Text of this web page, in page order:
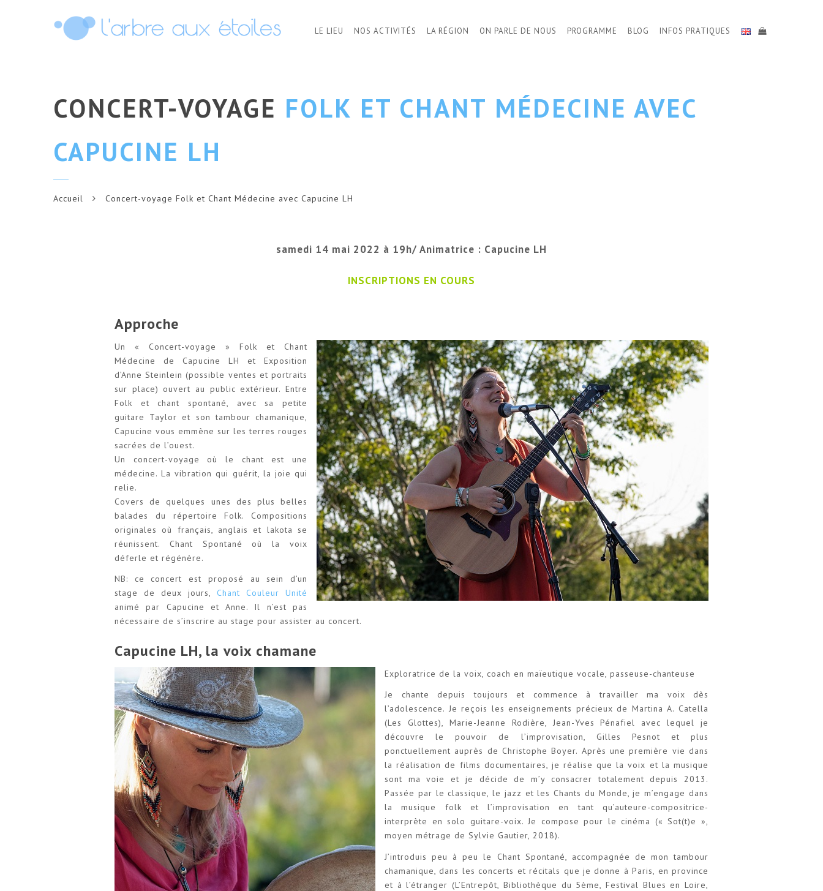
LE LIEU NOS ACTIVITÉS LA RÉGION ON PARLE DE NOUS PROGRAMME BLOG INFOS PRATIQUES
CONCERT-VOYAGE FOLK ET CHANT MÉDECINE AVEC
CAPUCINE LH
Accueil Concert-voyage Folk et Chant Médecine avec Capucine LH
samedi 14 mai 2022 à 19h/ Animatrice : Capucine LH
INSCRIPTIONS EN COURS
Approche
Un « Concert-voyage » Folk et Chant
Médecine de Capucine LH et Exposition
d’Anne Steinlein (possible ventes et portraits
sur place) ouvert au public extérieur. Entre
Folk et chant spontané, avec sa petite
guitare Taylor et son tambour chamanique,
Capucine vous emmène sur les terres rouges
sacrées de l’ouest.
Un concert-voyage où le chant est une
médecine. La vibration qui guérit, la joie qui
relie.
Covers de quelques unes des plus belles
balades du répertoire Folk. Compositions
originales où français, anglais et lakota se
réunissent. Chant Spontané où la voix
déferle et régénère.
NB: ce concert est proposé au sein d’un
stage de deux jours, Chant Couleur Unité
animé par Capucine et Anne. Il n’est pas
nécessaire de s’inscrire au stage pour assister au concert.
Capucine LH, la voix chamane
Exploratrice de la voix, coach en maïeutique vocale, passeuse-chanteuse
Je chante depuis toujours et commence à travailler ma voix dès
l’adolescence. Je reçois les enseignements précieux de Martina A. Catella
(Les Glottes), Marie-Jeanne Rodière, Jean-Yves Pénafiel avec lequel je
découvre le pouvoir de l’improvisation, Gilles Pesnot et plus
ponctuellement auprès de Christophe Boyer. Après une première vie dans
la réalisation de films documentaires, je réalise que la voix et la musique
sont ma voie et je décide de m’y consacrer totalement depuis 2013.
Passée par le classique, le jazz et les Chants du Monde, je m’engage dans
la musique folk et l’improvisation en tant qu’auteure-compositrice-
interprète en solo guitare-voix. Je compose pour le cinéma (« Sot(t)e »,
moyen métrage de Sylvie Gautier, 2018).
J’introduis peu à peu le Chant Spontané, accompagnée de mon tambour
chamanique, dans les concerts et récitals que je donne à Paris, en province
et à l’étranger (L’Entrepôt, Bibliothèque du 5ème, Festival Blues en Loire,